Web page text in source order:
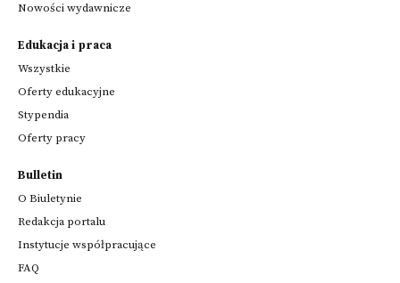
Nowości wydawnicze
Edukacja i praca
Wszystkie
Oferty edukacyjne
Stypendia
Oferty pracy
Bulletin
O Biuletynie
Redakcja portalu
Instytucje współpracujące
FAQ